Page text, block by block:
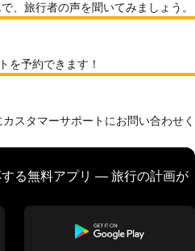
、旅行者の声を聞いてみましょう。
を予約できます！
スタマーサポートにお問い合わせく
る無料アプリ — 旅行の計画が